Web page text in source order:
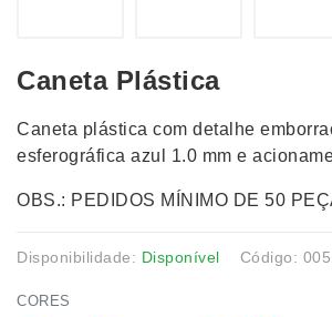
Caneta Plástica
Caneta plástica com detalhe
esferográfica azul 1.0 mm e
OBS.: PEDIDOS MÍNIMO DE 50
Disponibilidade: Disponível Código:
CORES